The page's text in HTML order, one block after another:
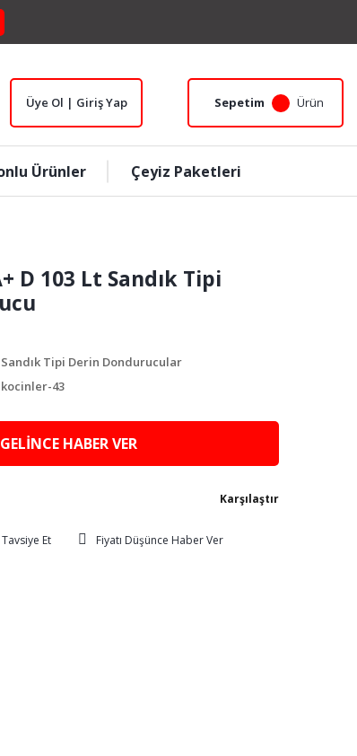
Üye Ol | Giriş Yap Sepetim Ürün
Ürünler Çeyiz Paketleri
D 103 Lt Sandık Tipi
Sandık Tipi Derin Dondurucular
kocinler-43
GELİNCE HABER VER
Karşılaştır
Tavsiye Et Fiyatı Düşünce Haber Ver